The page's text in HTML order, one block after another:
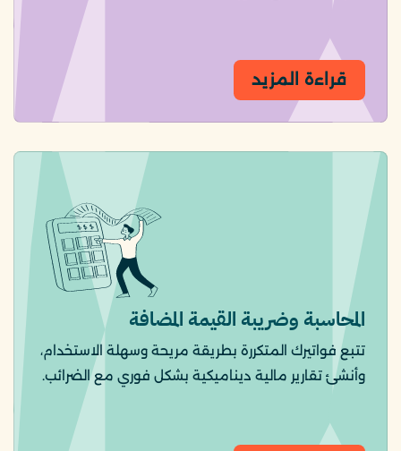
قراءة المزيد
المحاسبة وضريبة القيمة المضافة
تتبع فواتيرك المتكررة بطريقة مريحة وسهلة الاستخدام،
وأنشئ تقارير مالية ديناميكية بشكل فوري مع الضرائب.